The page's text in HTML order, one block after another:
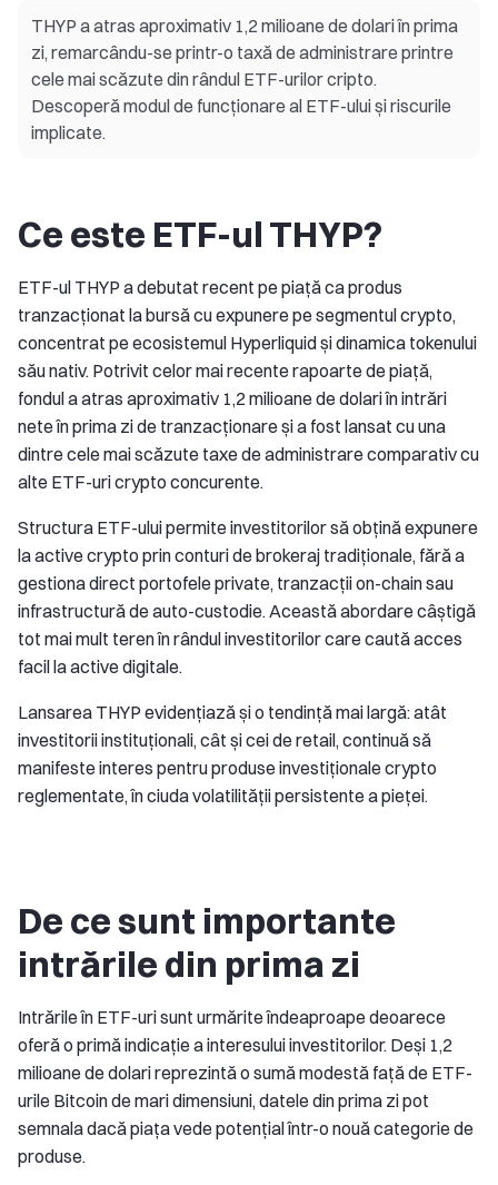
THYP a atras aproximativ 1,2 milioane de dolari în prima
zi, remarcându-se printr-o taxă de administrare printre
cele mai scăzute din rândul ETF-urilor cripto.
Descoperă modul de funcționare al ETF-ului și riscurile
implicate.
Ce este ETF-ul THYP?
ETF-ul THYP a debutat recent pe piață ca produs
tranzacționat la bursă cu expunere pe segmentul crypto,
concentrat pe ecosistemul Hyperliquid și dinamica tokenului
său nativ. Potrivit celor mai recente rapoarte de piață,
fondul a atras aproximativ 1,2 milioane de dolari în intrări
nete în prima zi de tranzacționare și a fost lansat cu una
dintre cele mai scăzute taxe de administrare comparativ cu
alte ETF-uri crypto concurente.
Structura ETF-ului permite investitorilor să obțină expunere
la active crypto prin conturi de brokeraj tradiționale, fără a
gestiona direct portofele private, tranzacții on-chain sau
infrastructură de auto-custodie. Această abordare câștigă
tot mai mult teren în rândul investitorilor care caută acces
facil la active digitale.
Lansarea THYP evidențiază și o tendință mai largă: atât
investitorii instituționali, cât și cei de retail, continuă să
manifeste interes pentru produse investiționale crypto
reglementate, în ciuda volatilității persistente a pieței.
De ce sunt importante
intrările din prima zi
Intrările în ETF-uri sunt urmărite îndeaproape deoarece
oferă o primă indicație a interesului investitorilor. Deși 1,2
milioane de dolari reprezintă o sumă modestă față de ETF-
urile Bitcoin de mari dimensiuni, datele din prima zi pot
semnala dacă piața vede potențial într-o nouă categorie de
produse.